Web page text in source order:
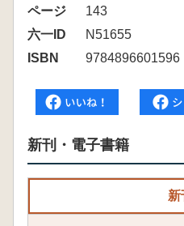
ページ
143
六一ID
N51655
ISBN
9784896601596
新刊・電子書籍
新